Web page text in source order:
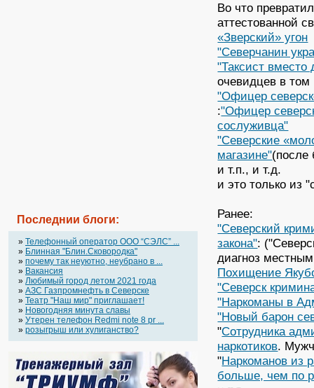
Последнии блоги:
» Телефонный оператор OOO “СЭЛС” ...
» Блинная "Блин.Сковородка"
» почему так неуютно, неубрано в ...
» Вакансия
» Любимый город летом 2021 года
» АЗС Газпромнефть в Северске
» Театр "Наш мир" приглашает!
» Новогодняя минута славы
» Утерен телефон Redmi note 8 pr ...
» розыгрыш или хулиганство?
Во что
аттестованной
«Зверский» угон
"Северчанин
"Таксист вместо
очевидцев в том
"Офицер
:"Офицер
сослуживца"
"Северские
магазине"
и т.п., и т.д.
и это только из
Ранее:
"Северский
закона":
диагноз
Похищение
"Северск
"Наркоманы в
"Новый барон
"Сотрудника
наркотиков.
"Наркоманов из
больше, чем по